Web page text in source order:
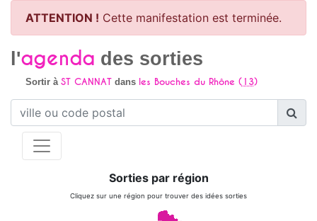
ATTENTION ! Cette manifestation est terminée.
l'agenda des sorties
Sortir à ST CANNATdans les Bouches du Rhône (13)
Sorties par région
Cliquez sur une région pour trouver des idées sorties